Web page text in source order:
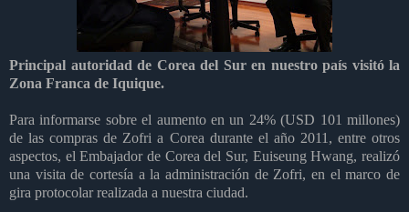
Principal autoridad de Corea del Sur en nuestro país visitó la
Zona Franca de Iquique.
Para informarse sobre el aumento en un 24% (USD 101 millones)
de las compras de Zofri a Corea durante el año 2011, entre otros
aspectos, el Embajador de Corea del Sur, Euiseung Hwang, realizó
una visita de cortesía a la administración de Zofri, en el marco de
gira protocolar realizada a nuestra ciudad.